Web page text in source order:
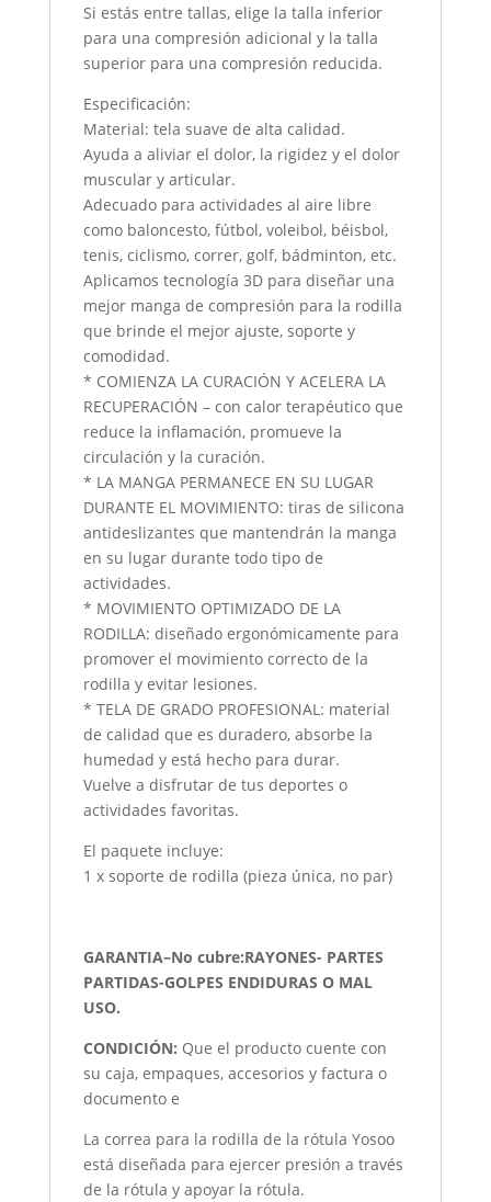
Si estás entre tallas, elige la talla inferior
para una compresión adicional y la talla
superior para una compresión reducida.
Especificación:
Material: tela suave de alta calidad.
Ayuda a aliviar el dolor, la rigidez y el dolor
muscular y articular.
Adecuado para actividades al aire libre
como baloncesto, fútbol, ​​voleibol, béisbol,
tenis, ciclismo, correr, golf, bádminton, etc.
Aplicamos tecnología 3D para diseñar una
mejor manga de compresión para la rodilla
que brinde el mejor ajuste, soporte y
comodidad.
* COMIENZA LA CURACIÓN Y ACELERA LA
RECUPERACIÓN – con calor terapéutico que
reduce la inflamación, promueve la
circulación y la curación.
* LA MANGA PERMANECE EN SU LUGAR
DURANTE EL MOVIMIENTO: tiras de silicona
antideslizantes que mantendrán la manga
en su lugar durante todo tipo de
actividades.
* MOVIMIENTO OPTIMIZADO DE LA
RODILLA: diseñado ergonómicamente para
promover el movimiento correcto de la
rodilla y evitar lesiones.
* TELA DE GRADO PROFESIONAL: material
de calidad que es duradero, absorbe la
humedad y está hecho para durar.
Vuelve a disfrutar de tus deportes o
actividades favoritas.
El paquete incluye:
1 x soporte de rodilla (pieza única, no par)
GARANTIA–No cubre:RAYONES- PARTES
PARTIDAS-GOLPES ENDIDURAS O MAL
USO.
CONDICIÓN: Que el producto cuente con
su caja, empaques, accesorios y factura o
documento e
La correa para la rodilla de la rótula Yosoo
está diseñada para ejercer presión a través
de la rótula y apoyar la rótula.